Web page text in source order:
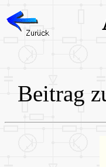
Beitrag